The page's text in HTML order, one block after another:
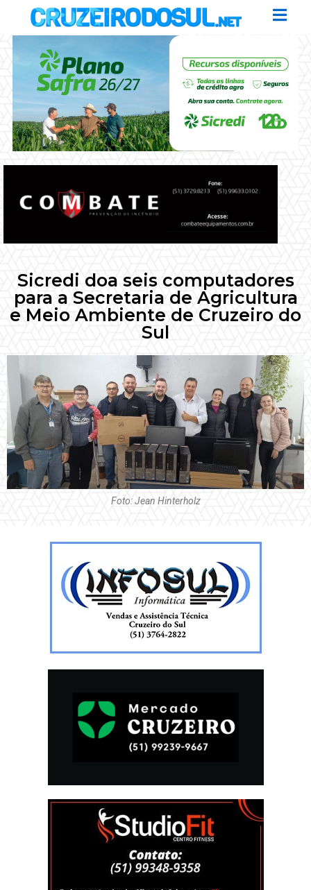
Sicredi doa seis computadores
para a Secretaria de Agricultura
e Meio Ambiente de Cruzeiro do
Sul
Foto: Jean Hinterholz